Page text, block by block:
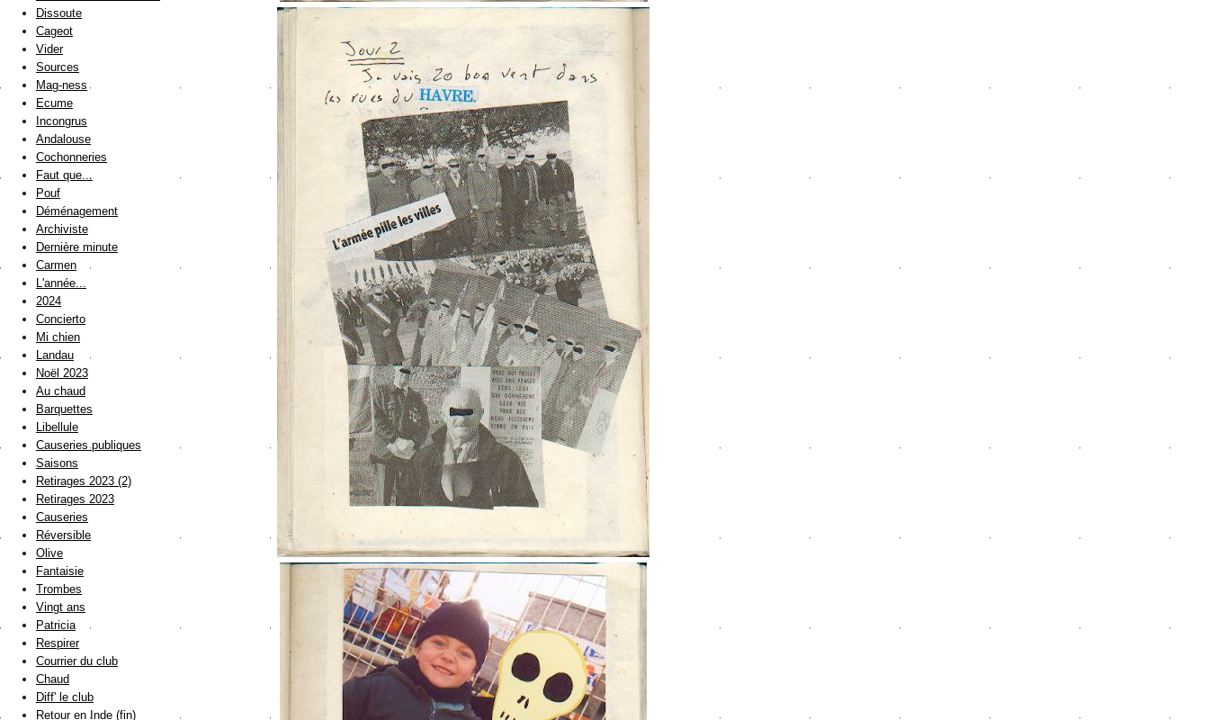
Dissoute
Cageot
Vider
Sources
Mag-ness
Ecume
Incongrus
Andalouse
Cochonneries
Faut que...
Pouf
Déménagement
Archiviste
Dernière minute
Carmen
L'année...
2024
Concierto
Mi chien
Landau
Noël 2023
Au chaud
Barquettes
Libellule
Causeries publiques
Saisons
Retirages 2023 (2)
Retirages 2023
Causeries
Réversible
Olive
Fantaisie
Trombes
Vingt ans
Patricia
Respirer
Courrier du club
Chaud
Diff' le club
Retour en Inde (fin)